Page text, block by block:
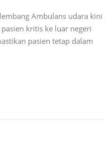
Ambulans udara kini
kritis ke luar negeri
pasien tetap dalam